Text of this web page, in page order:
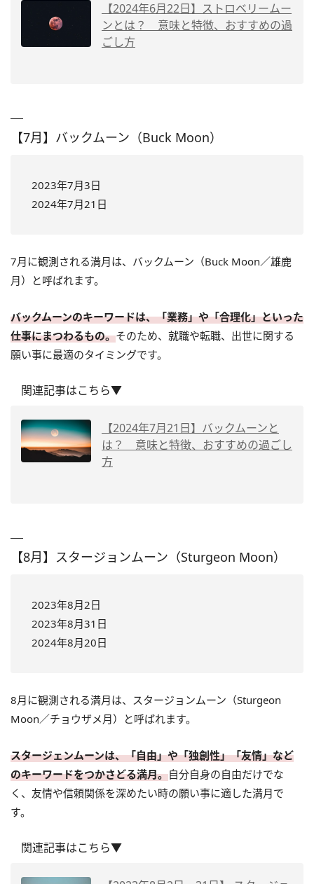
【2024年6月22日】ストロベリームー
ンとは？ 意味と特徴、おすすめの過
ごし方
【7月】バックムーン（Buck Moon）
2023年7月3日
2024年7月21日
7月に観測される満月は、バックムーン（Buck Moon／雄鹿
月）と呼ばれます。
バックムーンのキーワードは、「業務」や「合理化」といった
仕事にまつわるもの。そのため、就職や転職、出世に関する
願い事に最適のタイミングです。
関連記事はこちら▼
【2024年7月21日】バックムーンと
は？ 意味と特徴、おすすめの過ごし
方
【8月】スタージョンムーン（Sturgeon Moon）
2023年8月2日
2023年8月31日
2024年8月20日
8月に観測される満月は、スタージョンムーン（Sturgeon
Moon／チョウザメ月）と呼ばれます。
スタージェンムーンは、「自由」や「独創性」「友情」など
のキーワードをつかさどる満月。自分自身の自由だけでな
く、友情や信頼関係を深めたい時の願い事に適した満月で
す。
関連記事はこちら▼